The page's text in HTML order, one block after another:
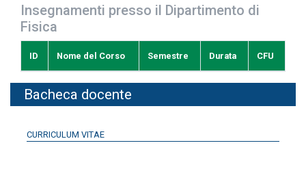
Insegnamenti presso il Dipartimento di
Fisica
ID Nome del Corso Semestre Durata CFU
Bacheca docente
CURRICULUM VITAE